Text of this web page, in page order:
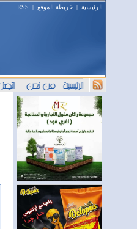
الرئيسية | خريطة الموقع |
RSS